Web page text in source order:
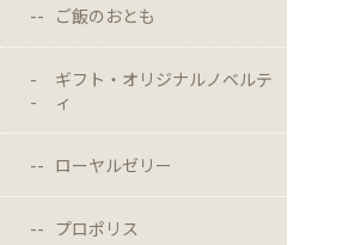
ご飯のおとも
ギフト・オリジナルノベルテ
ィ
ローヤルゼリー
プロポリス